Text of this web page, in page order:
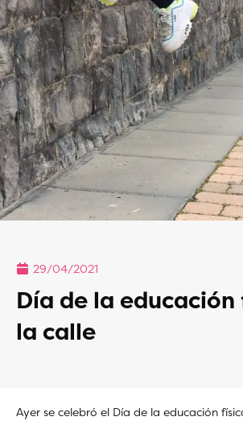
29/04/2021
Día de la educación
la calle
Ayer se celebró el Día de la educación